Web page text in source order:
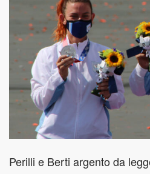
Perilli e Berti argento da